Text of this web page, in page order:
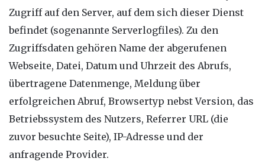
Zugriff auf den Server, auf dem sich dieser Dienst
befindet (sogenannte Serverlogfiles). Zu den
Zugriffsdaten gehören Name der abgerufenen
Webseite, Datei, Datum und Uhrzeit des Abrufs,
übertragene Datenmenge, Meldung über
erfolgreichen Abruf, Browsertyp nebst Version, das
Betriebssystem des Nutzers, Referrer URL (die
zuvor besuchte Seite), IP-Adresse und der
anfragende Provider.